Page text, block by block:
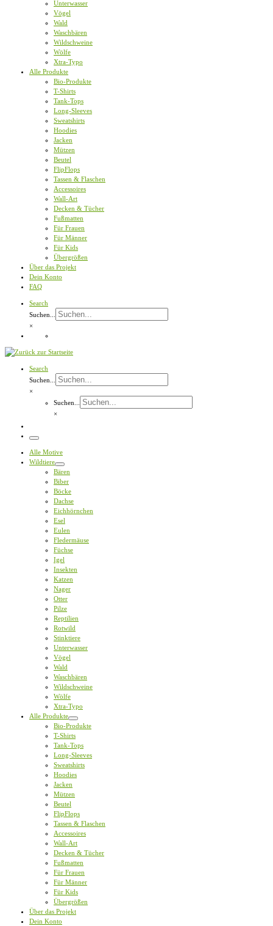
Unterwasser
Vögel
Wald
Waschbären
Wildschweine
Wölfe
Xtra-Typo
Alle Produkte
Bio-Produkte
T-Shirts
Tank-Tops
Long-Sleeves
Sweatshirts
Hoodies
Jacken
Mützen
Beutel
FlipFlops
Tassen & Flaschen
Accessoires
Wall-Art
Decken & Tücher
Fußmatten
Für Frauen
Für Männer
Für Kids
Übergrößen
Über das Projekt
Dein Konto
FAQ
Search
Suchen...
×
Search
Suchen...
×
Suchen...
×
Menü
Alle Motive
Wildtiere
Bären
Biber
Böcke
Dachse
Eichhörnchen
Esel
Eulen
Fledermäuse
Füchse
Igel
Insekten
Katzen
Nager
Otter
Pilze
Reptilien
Rotwild
Stinktiere
Unterwasser
Vögel
Wald
Waschbären
Wildschweine
Wölfe
Xtra-Typo
Alle Produkte
Bio-Produkte
T-Shirts
Tank-Tops
Long-Sleeves
Sweatshirts
Hoodies
Jacken
Mützen
Beutel
FlipFlops
Tassen & Flaschen
Accessoires
Wall-Art
Decken & Tücher
Fußmatten
Für Frauen
Für Männer
Für Kids
Übergrößen
Über das Projekt
Dein Konto